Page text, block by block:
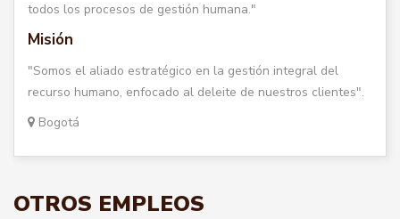
todos los procesos de gestión humana."
Misión
"Somos el aliado estratégico en la gestión integral del
recurso humano, enfocado al deleite de nuestros clientes".
Bogotá
OTROS EMPLEOS